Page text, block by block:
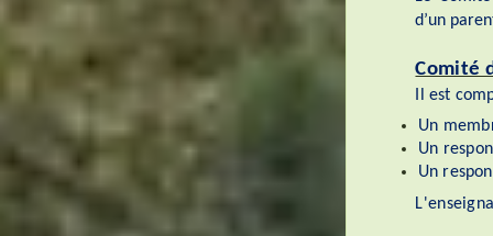
d’un
Comité
Il est
Un
Un
Un